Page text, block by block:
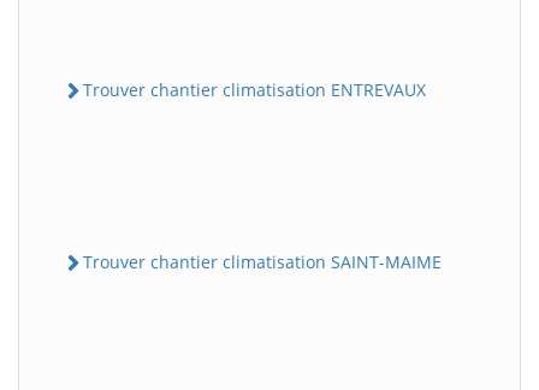
Trouver chantier climatisation ENTREVAUX
Trouver chantier climatisation SAINT-MAIME